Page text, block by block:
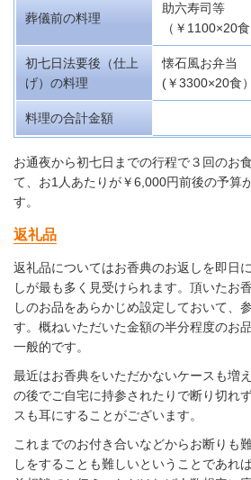
葬儀前の料理
助六寿司等
（￥1100×20食
初七日法要後 （仕上
げ）の料理
懐石風お弁当
(￥3300×20食）
料理の合計金額
お通夜から初七日までの行程で３回のお
て、お1人あたりが￥6,000円前後の予算
す。
返礼品
返礼品についてはお香典のお返しを即日
しが最も多く見受けられます。頂いたお
しのお品をあらかじめ設定しておいて、
す。概ねいただいた金額の半分程度のお
一般的です。
最近はお香典をいただかないケースも増
の後でご自宅に持参されたりで断り切れ
スも耳にすることがございます。
これまでのお付き合いなどからお断りも
しをすることも難しいということであれ